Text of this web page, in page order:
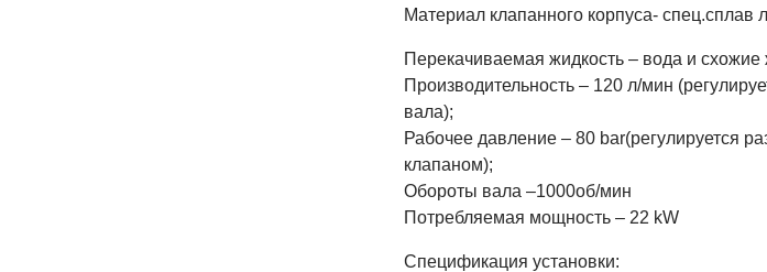
Материал клапанного корпуса- спец.сплав
Перекачиваемая жидкость – вода и схожие
Производительность – 120 л/мин
вала);
Рабочее давление – 80 bar(регулируется
клапаном);
Обороты вала –1000об/мин
Потребляемая мощность – 22 kW
Спецификация установки: